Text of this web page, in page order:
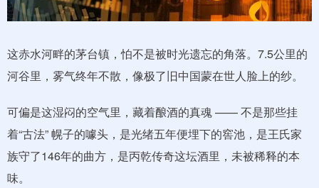
这赤水河畔的茅台镇，怕不是被时光遗忘的角落。7.5公里的
河谷里，雾气终年不散，像极了旧中国蒙在世人脸上的纱。
可偏是这湿闷的空气里，藏着酿酒的真魂 —— 不是那些挂
着“古法” 幌子的噱头，是光绪五年便埋下的窖池，是王氏家
族守了146年的曲方，是丙乾传奇这坛酒里，未被稀释的本
味。